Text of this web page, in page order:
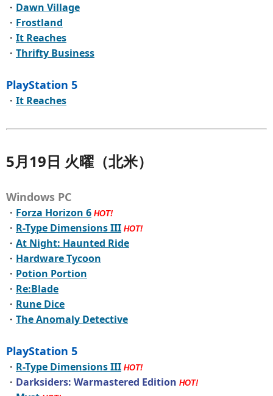
・ Dawn Village
・ Frostland
・ It Reaches
・ Thrifty Business
PlayStation 5
・ It Reaches
5月19日 火曜（北米）
Windows PC
・ Forza Horizon 6 HOT!
・ R-Type Dimensions III HOT!
・ At Night: Haunted Ride
・ Hardware Tycoon
・ Potion Portion
・ Re:Blade
・ Rune Dice
・ The Anomaly Detective
PlayStation 5
・ R-Type Dimensions III HOT!
・ Darksiders: Warmastered Edition HOT!